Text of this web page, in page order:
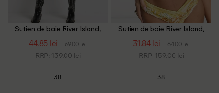
Sutien de baie River Island,
44.85 lei 69.00 lei
RRP: 139.00 lei
38
Sutien de baie River Island,
31.84 lei 64.00 lei
RRP: 159.00 lei
38